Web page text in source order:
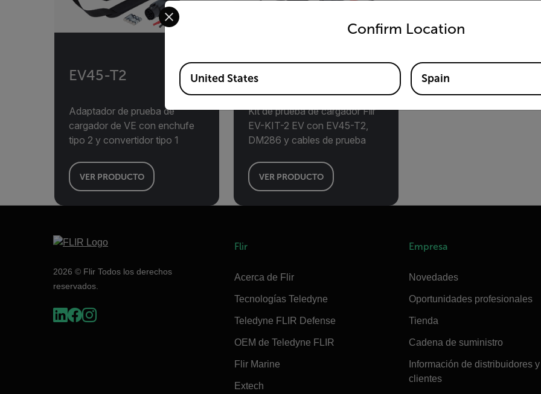
EV45-T2
Adaptador de prueba de
cargador de VE con enchufe
tipo 2 y convertidor tipo 1
VER PRODUCTO
EV-KIT-2
Kit de prueba de cargador Flir
EV-KIT-2 EV con EV45-T2,
DM286 y cables de prueba
VER PRODUCTO
2026 © Flir Todos los derechos
reservados.
Flir
Acerca de Flir
Tecnologías Teledyne
Teledyne FLIR Defense
OEM de Teledyne FLIR
Flir Marine
Extech
Empresa
Novedades
Oportunidades profesionales
Tienda
Cadena de suministro
Información de distribuidores y
clientes
Confirm Location
Select your preferred country and language from the options below to access the
Available Locations
United States Spain